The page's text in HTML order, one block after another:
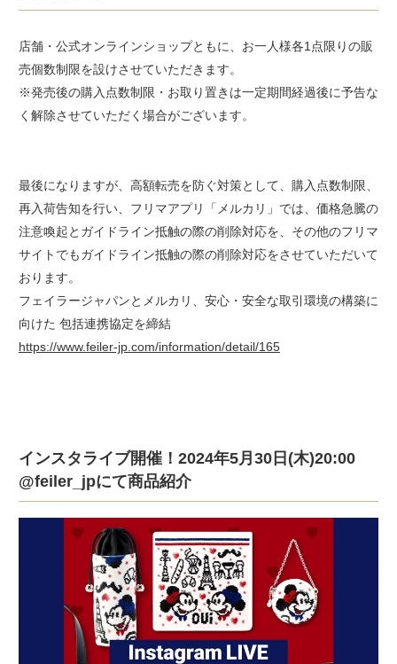
店舗・公式オンラインショップともに、お一人様各1点限りの販
売個数制限を設けさせていただきます。
※発売後の購入点数制限・お取り置きは一定期間経過後に予告な
く解除させていただく場合がございます。
最後になりますが、高額転売を防ぐ対策として、購入点数制限、
再入荷告知を行い、フリマアプリ「メルカリ」では、価格急騰の
注意喚起とガイドライン抵触の際の削除対応を、その他のフリマ
サイトでもガイドライン抵触の際の削除対応をさせていただいて
おります。
フェイラージャパンとメルカリ、安心・安全な取引環境の構築に
向けた 包括連携協定を締結
https://www.feiler-jp.com/information/detail/165
インスタライブ開催！2024年5月30日(木)20:00
@feiler_jpにて商品紹介